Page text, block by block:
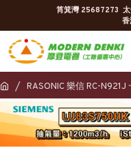
筲箕灣 25687273
RASONIC 樂信 RC-